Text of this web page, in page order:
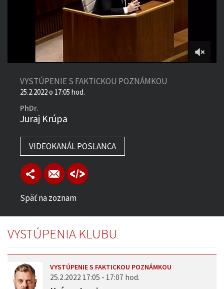
4:14:58
VYSTÚPENIE S FAKTICKOU POZNÁMKOU
25.2.2022 o 17:05 hod.
PhDr.
Juraj Krúpa
VIDEOKANÁL POSLANCA
Späť na zoznam
VYSTÚPENIA KLUBU
VYSTÚPENIE S FAKTICKOU POZNÁMKOU
25.2.2022 17:05 - 17:07 hod.